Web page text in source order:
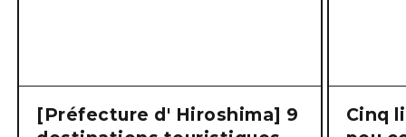
[Préfecture d' Hiroshima] 9
Cinq